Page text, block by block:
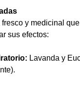
y medicinal
sus efectos:
Lavanda y